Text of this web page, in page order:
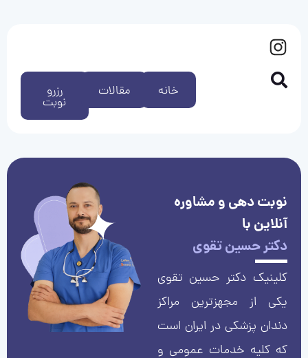
رزرو
نوبت
مقالات خانه
نوبت دهی و مشاوره
آنلاین با
دکتر حسین تقوی
کلینیک دکتر حسین تقوی
یکی از مجهزترین مراکز
دندان پزشکی در ایران است
که کلیه خدمات عمومی و